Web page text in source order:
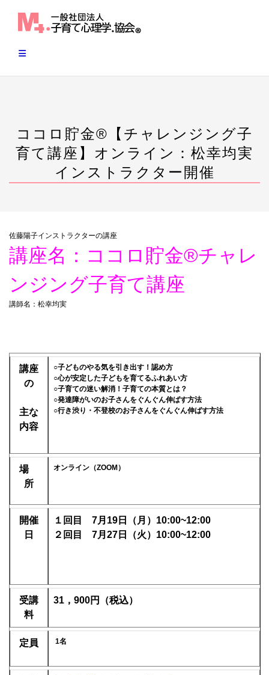
ココロ貯金®︎【チャレンジング子
育て講座】オンライン：松幸均実
インストラクター開催
佐藤陽子インストラクターの講座
講座名：ココロ貯金®︎チャレ
ンジング子育て講座
講師名：松幸均実
講座
の
主な
内容
○子どものやる気を引き出す！認め方
○心が安定した子どもを育てるふれあい方
○子育ての迷い解消！子育ての本質とは？
○発達障がいのお子さんをぐんぐん伸ばす方法
○行き渋り・不登校のお子さんをぐんぐん伸ばす方法
場
所
オンライン（ZOOM）
開催
日
１回目 7月19日（月）10:00~12:00
２回目 7月27日（火）10:00~12:00
受講
料
31，900円（税込）
定員 1名